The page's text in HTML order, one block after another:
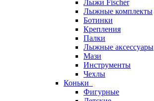
Лыжи Fischer
Лыжные комплекты
Ботинки
Крепления
Палки
Лыжные аксессуары
Мази
Инструменты
Чехлы
Коньки
Фигурные